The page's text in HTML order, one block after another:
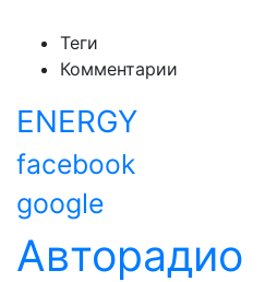
Теги
Комментарии
ENERGY
facebook
google
Авторадио